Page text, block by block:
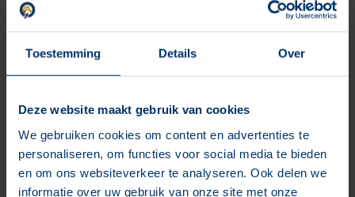
Toestemming Details Over
Deze website maakt gebruik van cookies
We gebruiken cookies om content en advertenties te
personaliseren, om functies voor social media te bieden
en om ons websiteverkeer te analyseren. Ook delen we
informatie over uw gebruik van onze site met onze
Je klant koopt voorspelbaarder dan
je denkt
Lees verder »
De hippische sector krimpt. En dat is
niet het hele verhaal.